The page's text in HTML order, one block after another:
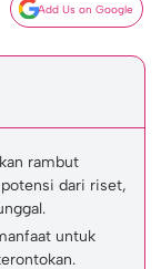
Add Us on Google
rambut
dari riset,
untuk